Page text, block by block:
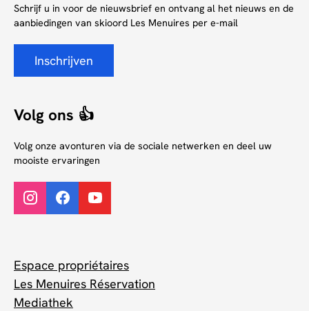
Schrijf u in voor de nieuwsbrief en ontvang al het nieuws en de
aanbiedingen van skioord Les Menuires per e-mail
Inschrijven
Volg ons 👍
Volg onze avonturen via de sociale netwerken en deel uw
mooiste ervaringen
Espace propriétaires
Les Menuires Réservation
Mediathek